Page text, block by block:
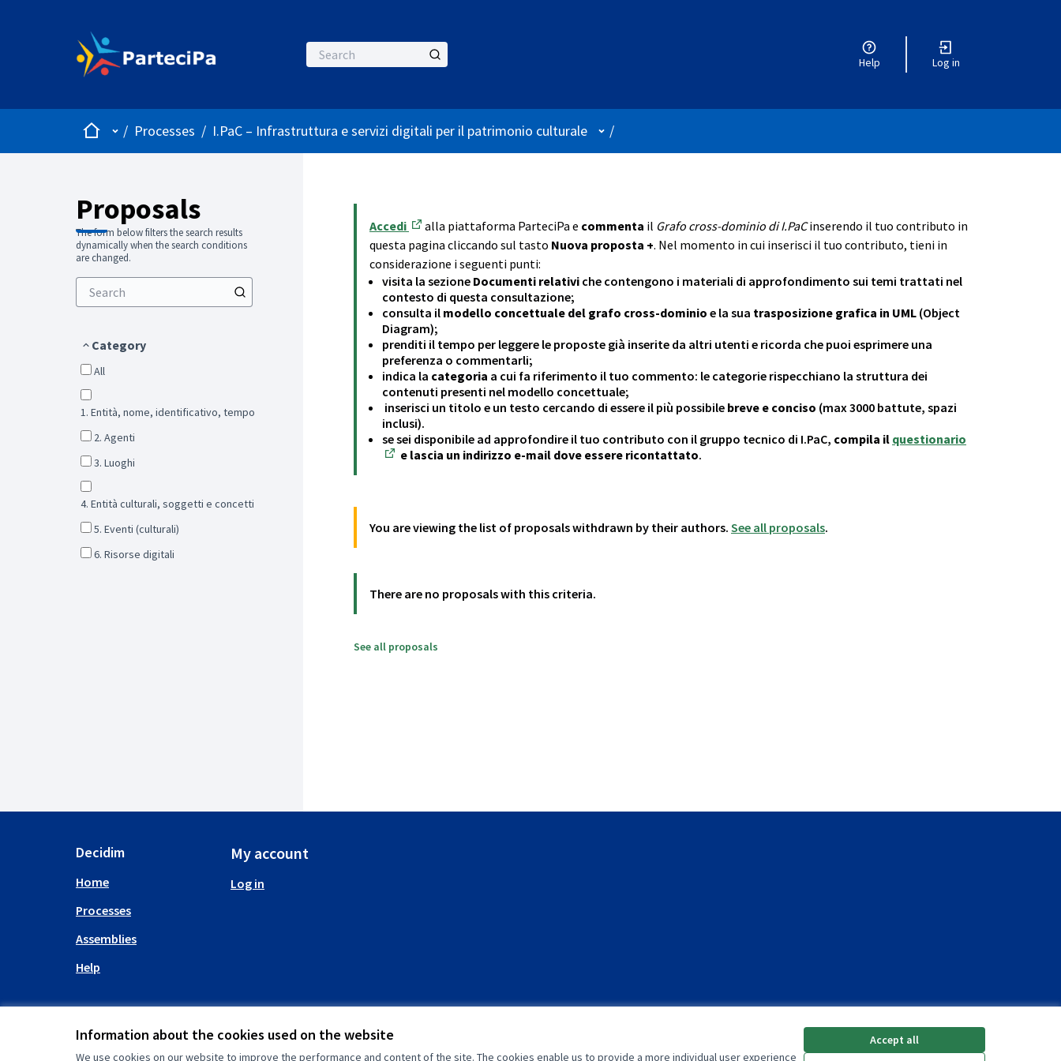
Information about the cookies used on the website
We use cookies on our website to improve the performance and content of the site. The cookies enable us to provide a more individual user experience
Accept all
Help Log in
HomeMain menu
/ Processes / I.PaC – Infrastruttura e servizi digitali per il patrimonio culturale User menu
/
Proposals
The form below filters the search results
dynamically when the search conditions
are changed.
Category
All
1. Entità, nome, identificativo, tempo
2. Agenti
3. Luoghi
4. Entità culturali, soggetti e concetti
5. Eventi (culturali)
6. Risorse digitali
Accedi
(Opens in new tab)
alla piattaforma ParteciPa e commenta il Grafo cross-dominio di I.PaCinserendo il tuo contributo in
questa pagina cliccando sul tasto Nuova proposta +. Nel momento in cui inserisci il tuo contributo, tieni in
considerazione i seguenti punti:
visita la sezione Documenti relativi che contengono i materiali di approfondimento sui temi trattati nel
contesto di questa consultazione;
consulta il modello concettuale del grafo cross-dominio e la sua trasposizione grafica in UML (Object
Diagram);
prenditi il tempo per leggere le proposte già inserite da altri utenti e ricorda che puoi esprimere una
preferenza o commentarli;
indica la categoria a cui fa riferimento il tuo commento: le categorie rispecchiano la struttura dei
contenuti presenti nel modello concettuale;
inserisci un titolo e un testo cercando di essere il più possibile breve e conciso (max 3000 battute, spazi
inclusi).
se sei disponibile ad approfondire il tuo contributo con il gruppo tecnico di I.PaC, compila il questionario
e lascia un indirizzo e-mail dove essere ricontattato.
You are viewing the list of proposals withdrawn by their authors. See all proposals.
There are no proposals with this criteria.
See all proposals
Decidim
Home
Processes
Assemblies
Help
My account
Log in